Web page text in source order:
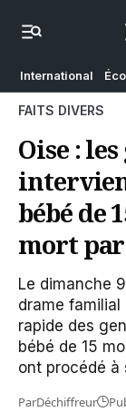
International
FAITS DIVERS
Oise :
bébé de
mort
Le dimanche
drame
rapide des
bébé de 15
ont procédé à
ParDéchiffreur